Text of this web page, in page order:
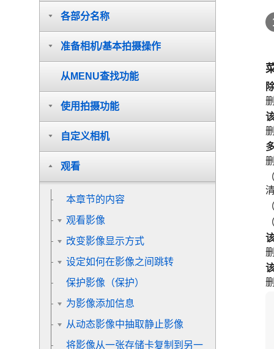
各部分名称
准备相机/基本拍摄操作
从MENU查找功能
使用拍摄功能
自定义相机
观看
本章节的内容
观看影像
改变影像显示方式
设定如何在影像之间跳转
保护影像（保护）
为影像添加信息
从动态影像中抽取静止影像
将影像从一张存储卡复制到另一